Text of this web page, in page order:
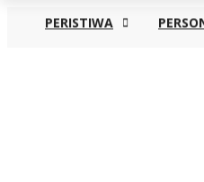
PERISTIWA